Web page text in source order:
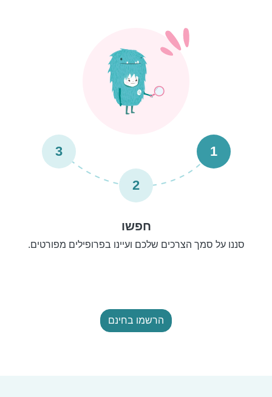
1
2
3
חפשו
סננו על סמך הצרכים שלכם ועיינו בפרופילים מפורטים.
הרשמו בחינם